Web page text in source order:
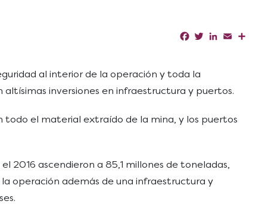
Facebook
TwitterLinkedIn
Email
al interior de la operación y toda la
inversiones en infraestructura y puertos.
todo el material extraído de la mina, y los puertos
2016 ascendieron a 85,1 millones de toneladas,
operación además de una infraestructura y